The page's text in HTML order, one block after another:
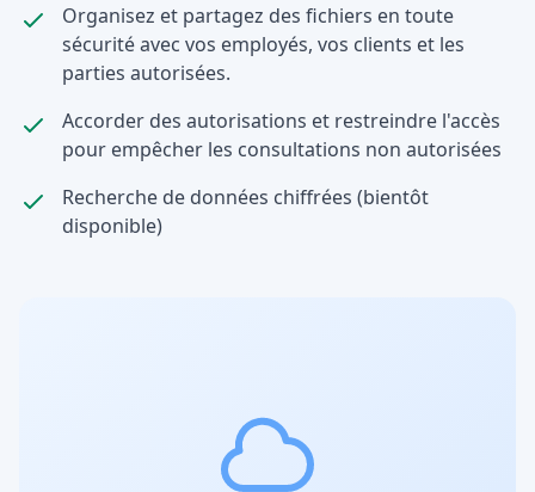
Organisez et partagez des fichiers en toute
sécurité avec vos employés, vos clients et les
parties autorisées.
Accorder des autorisations et restreindre l'accès
pour empêcher les consultations non autorisées
Recherche de données chiffrées (bientôt
disponible)